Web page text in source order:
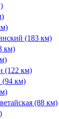
(183 км)
км)
(122 км)
(94 км)
(88 км)